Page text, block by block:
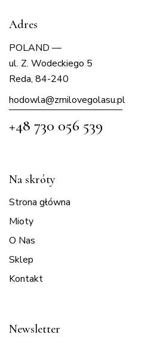
Adres
POLAND —
ul. Z. Wodeckiego 5
Reda, 84-240
hodowla@zmilovegolasu.pl
+48 730 056 539
Na skróty
Strona główna
Mioty
O Nas
Sklep
Kontakt
Newsletter